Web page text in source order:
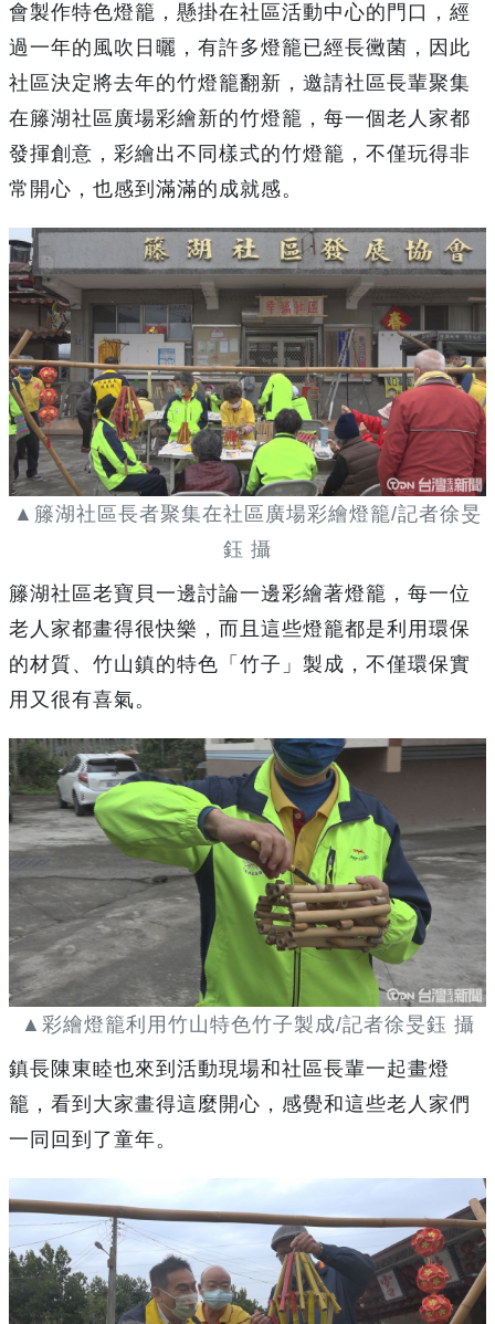
會製作特色燈籠，懸掛在社區活動中心的門口，經
過一年的風吹日曬，有許多燈籠已經長黴菌，因此
社區決定將去年的竹燈籠翻新，邀請社區長輩聚集
在籐湖社區廣場彩繪新的竹燈籠，每一個老人家都
發揮創意，彩繪出不同樣式的竹燈籠，不僅玩得非
常開心，也感到滿滿的成就感。
▲籐湖社區長者聚集在社區廣場彩繪燈籠/記者徐旻
鈺 攝
籐湖社區老寶貝一邊討論一邊彩繪著燈籠，每一位
老人家都畫得很快樂，而且這些燈籠都是利用環保
的材質、竹山鎮的特色「竹子」製成，不僅環保實
用又很有喜氣。
▲彩繪燈籠利用竹山特色竹子製成/記者徐旻鈺 攝
鎮長陳東睦也來到活動現場和社區長輩一起畫燈
籠，看到大家畫得這麼開心，感覺和這些老人家們
一同回到了童年。